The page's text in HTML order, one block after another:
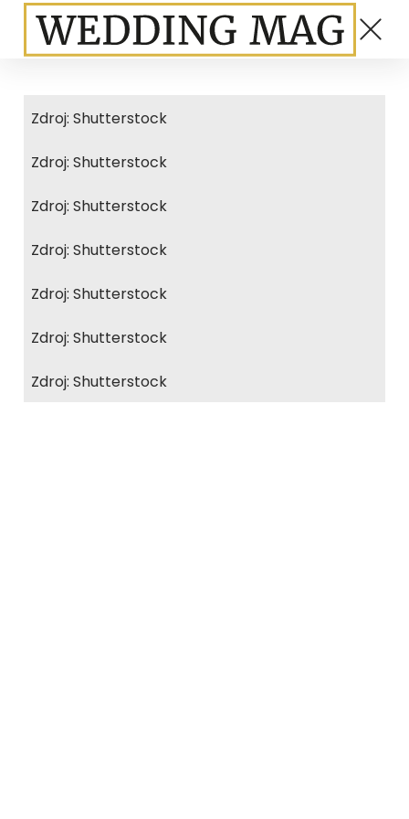
Zdroj: Shutterstock
Zdroj: Shutterstock
Zdroj: Shutterstock
Zdroj: Shutterstock
Zdroj: Shutterstock
Zdroj: Shutterstock
Zdroj: Shutterstock